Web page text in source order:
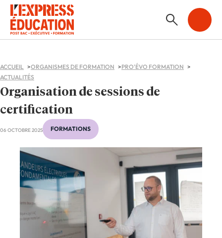
Organisation de sessions de
certification
06 OCTOBRE 2025 FORMATIONS
ACCUEIL ORGANISMES DE FORMATION
PRO'ÉVO FORMATION
ACTUALITÉS